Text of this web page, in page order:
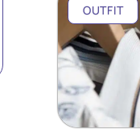
OUTFIT